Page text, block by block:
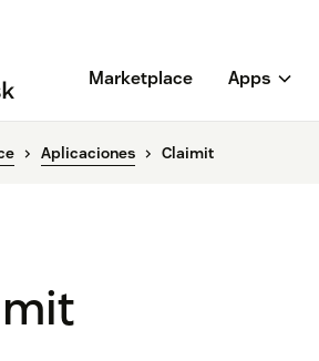
Marketplace Apps
Aplicaciones Claimit